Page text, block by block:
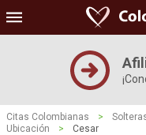
Citas Colombianas >
Ubicación
> Cesar